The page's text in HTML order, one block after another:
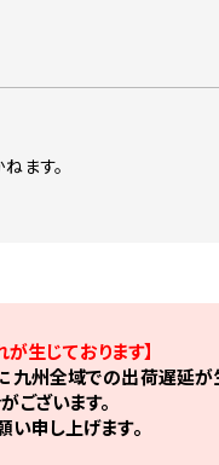
ます。
生じております】
州全域での出荷遅延が
ございます。
申し上げます。